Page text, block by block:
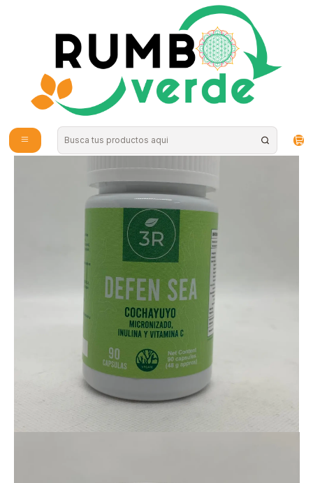
Envío gratis por compras sobre los 59.990 en la provincia de Santiago
Probióticos y Digestión
Cochayuyo con vitamina C Defen Sea 90 cápsulas 3R